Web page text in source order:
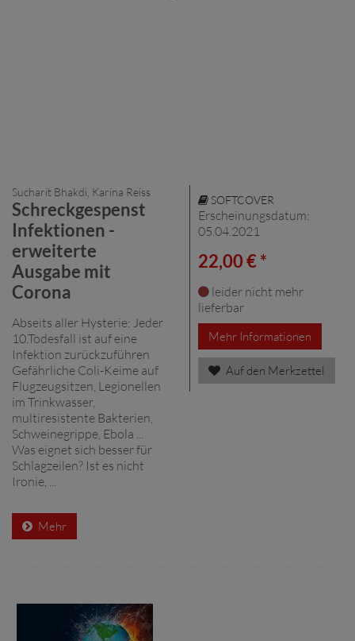
Sucharit Bhakdi, Karina Reiss
Schreckgespenst
Infektionen -
erweiterte
Ausgabe mit
Corona
Abseits aller Hysterie: Jeder
10.Todesfall ist auf eine
Infektion zurückzuführen
Gefährliche Coli-Keime auf
Flugzeugsitzen, Legionellen
im Trinkwasser,
multiresistente Bakterien,
Schweinegrippe, Ebola ...
Was eignet sich besser für
Schlagzeilen? Ist es nicht
Ironie, ...
Mehr
SOFTCOVER
Erscheinungsdatum:
05.04.2021
22,00 € *
leider nicht mehr
lieferbar
Mehr Informationen
Auf den Merkzettel